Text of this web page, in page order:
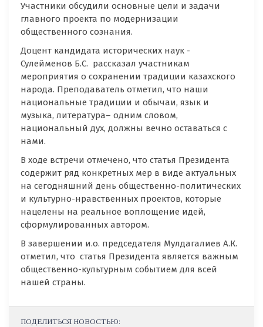
Участники обсудили основные цели и задачи
главного проекта по модернизации
общественного сознания.
Доцент кандидата исторических наук -
Сулейменов Б.С. рассказал участникам
мероприятия о сохранении традиции казахского
народа. Преподаватель отметил, что наши
национальные традиции и обычаи, язык и
музыка, литература– одним словом,
национальный дух, должны вечно оставаться с
нами.
В ходе встречи отмечено, что статья Президента
содержит ряд конкретных мер в виде актуальных
на сегодняшний день общественно-политических
и культурно-нравственных проектов, которые
нацелены на реальное воплощение идей,
сформулированных автором.
В завершении и.о. председателя Мулдагалиев А.К.
отметил, что статья Президента является важным
общественно-культурным событием для всей
нашей страны.
ПОДЕЛИТЬСЯ НОВОСТЬЮ: